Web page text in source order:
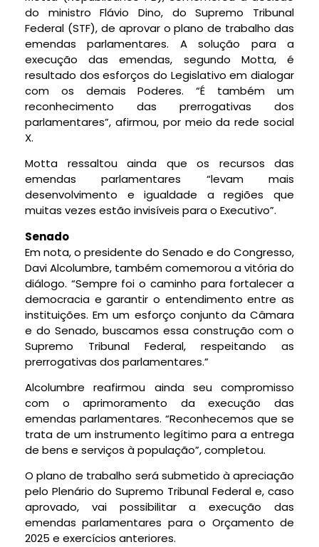
do ministro Flávio Dino, do Supremo Tribunal
Federal (STF), de aprovar o plano de trabalho das
emendas parlamentares. A solução para a
execução das emendas, segundo Motta, é
resultado dos esforços do Legislativo em dialogar
com os demais Poderes. “É também um
reconhecimento das prerrogativas dos
parlamentares”, afirmou, por meio da rede social
X.
Motta ressaltou ainda que os recursos das
emendas parlamentares “levam mais
desenvolvimento e igualdade a regiões que
muitas vezes estão invisíveis para o Executivo”.
Senado
Em nota, o presidente do Senado e do Congresso,
Davi Alcolumbre, também comemorou a vitória do
diálogo. “Sempre foi o caminho para fortalecer a
democracia e garantir o entendimento entre as
instituições. Em um esforço conjunto da Câmara
e do Senado, buscamos essa construção com o
Supremo Tribunal Federal, respeitando as
prerrogativas dos parlamentares.”
Alcolumbre reafirmou ainda seu compromisso
com o aprimoramento da execução das
emendas parlamentares. “Reconhecemos que se
trata de um instrumento legítimo para a entrega
de bens e serviços à população”, completou.
O plano de trabalho será submetido à apreciação
pelo Plenário do Supremo Tribunal Federal e, caso
aprovado, vai possibilitar a execução das
emendas parlamentares para o Orçamento de
2025 e exercícios anteriores.